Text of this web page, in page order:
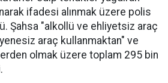
ifadesi alınmak üzere polis
Şahsa "alkollü ve ehliyetsiz araç
araç kullanmaktan" ve
olmak üzere toplam 295 bin